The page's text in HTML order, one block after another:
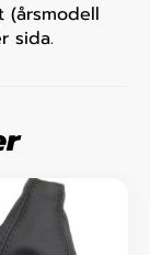
(årsmodell
sida.